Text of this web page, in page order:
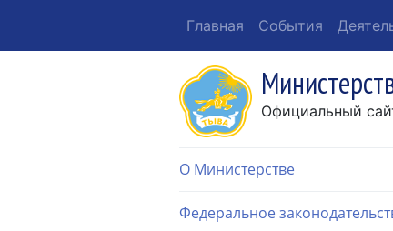
Главная События
Официальный
О Министерстве
Федеральное